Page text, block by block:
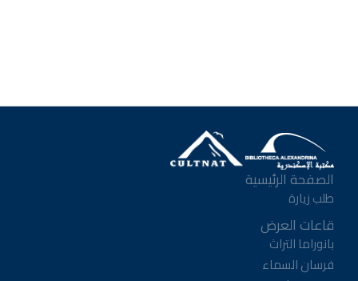
الصفحة الرئيسية
طلب زيارة
قاعات العرض
بانوراما التراث
فرسان السماء